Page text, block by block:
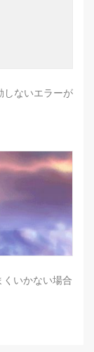
ないエラーが
くいかない場合